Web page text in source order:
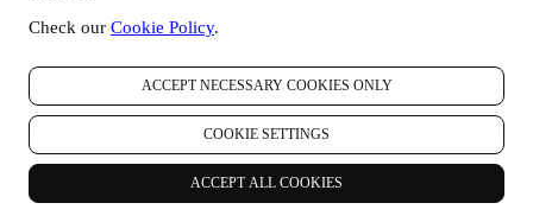
Check our Cookie Policy.
ACCEPT NECESSARY COOKIES ONLY
COOKIE SETTINGS
ACCEPT ALL COOKIES
Dersom du har samtykket til det (for eksempel ved å abonnere
vil vi sende deg markedsføringsmateriell og nyheter om
initiativer knyttet til Le Creuset, som er utarbeidet av
konsernet datterselskaper og lokale partnere, også avhengig
av dine preferanser. Vi vil kontakte deg på e-post, med
tekstmeldinger eller via sosiale medier, men også ved hjelp av
automatiserte metoder. Slik kommunikasjon vil omhandle Le
Creusets produkter eller åpning av nye butikker, eksklusive